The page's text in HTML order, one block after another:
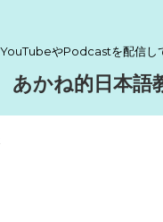
YouTubeやPodcastを配信し
あかね的日本語